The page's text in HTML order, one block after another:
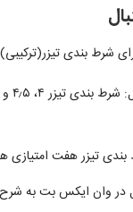
شرط بندی
در وان ایکس بت به